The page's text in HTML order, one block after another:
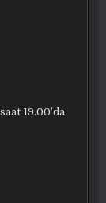
19.00’da